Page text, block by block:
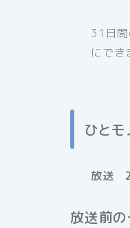
31日
にでき
ひとモ
放送
放送前